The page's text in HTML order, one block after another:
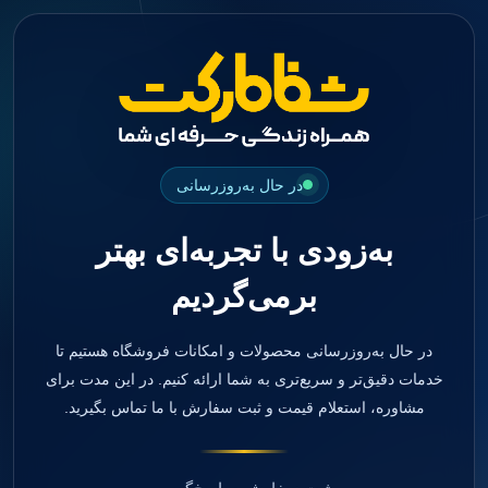
در حال به‌روزرسانی
به‌زودی با تجربه‌ای بهتر
برمی‌گردیم
در حال به‌روزرسانی محصولات و امکانات فروشگاه هستیم تا
خدمات دقیق‌تر و سریع‌تری به شما ارائه کنیم. در این مدت برای
مشاوره، استعلام قیمت و ثبت سفارش با ما تماس بگیرید.
جستجو
Impression Coping
صفحه اصلی
دندانپزشکی
مواد ترمیمی
کامپوزیت
کامپوزیت فلو
اسید اچ
باندینگ
بلیچینگ